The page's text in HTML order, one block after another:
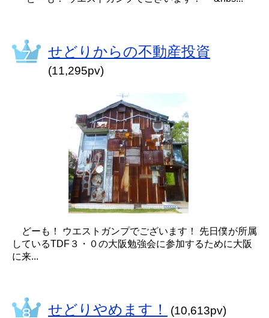
せどりからの不動産投資
(11,295pv)
どーも！ ウエストガンプでございます！ 先日僕が所属
しているTDF３・０の大阪勉強会に参加するために大阪
に来...
せどりやめます！ (10,613pv)